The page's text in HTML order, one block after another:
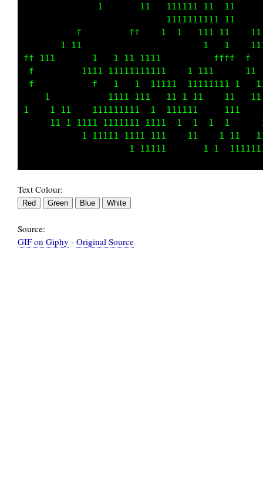
1       fff 1   1    1   1     111
1       f   1      111  11111111 11 1
ff          f       11111111
1   1  11   1            111 111   11
1  11111    1111    1111111111
1 11      11 1 1111 1111111 111   1
1                  1111111 111111111
1         f        1        11111111
1 11111111
1     11     1
11111111 11111  111      1     f
Text Colour:
Source:
GIF on Giphy - Original Source